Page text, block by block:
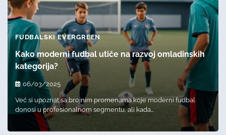
FUDBALSKI EVERGREEN
Kako moderni fudbal utiče na razvoj omladinskih
kategorija?
06/03/2025
Već si upoznat sa brojnim promenama koje moderni fudbal
donosi u profesionalnom segmentu, ali kada…